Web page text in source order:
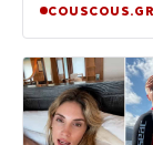
COUSCOUS.GR